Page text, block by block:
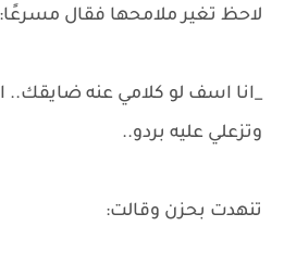
لاحظ تغير ملامحها فقال مسرعًا:
_انا اسف لو كلامي عنه ضايقك..
وتزعلي عليه بردو..
تنهدت بحزن وقالت: